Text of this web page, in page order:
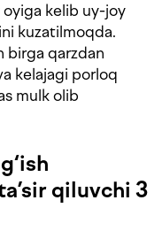
oyiga kelib uy-joy
kuzatilmoqda.
birga qarzdan
kelajagi porloq
mulk olib
qiluvchi 3